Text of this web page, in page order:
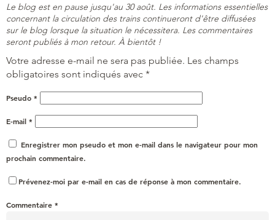
Le blog est en pause jusqu'au 30 août. Les informations essentielles
concernant la circulation des trains continueront d'être diffusées
sur le blog lorsque la situation le nécessitera. Les commentaires
seront publiés à mon retour. À bientôt !
Votre adresse e-mail ne sera pas publiée. Les champs
obligatoires sont indiqués avec *
Pseudo *
E-mail *
Enregistrer mon pseudo et mon e-mail dans le navigateur pour mon
prochain commentaire.
Prévenez-moi par e-mail en cas de réponse à mon commentaire.
Commentaire *